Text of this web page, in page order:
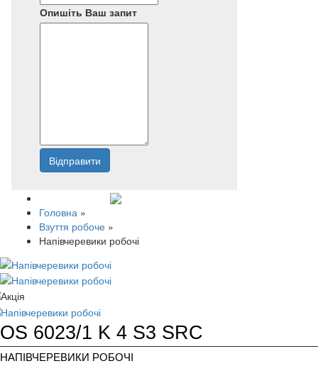
Опишіть Ваш запит
Відправити
Головна »
Взуття робоче »
Напівчеревики робочі
OS 6023/1 K 4 S3 SRC
НАПІВЧЕРЕВИКИ РОБОЧІ